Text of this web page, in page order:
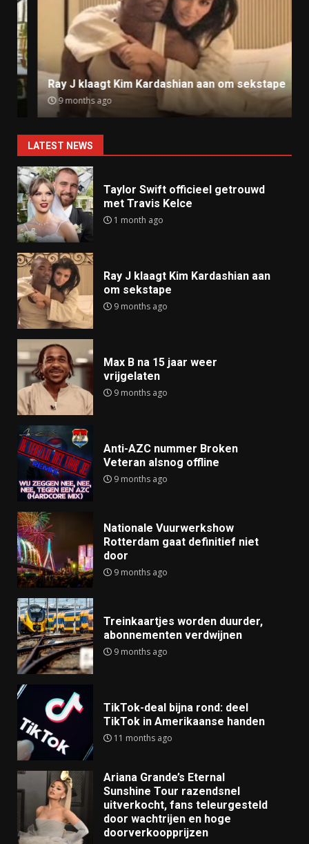
Ray J klaagt Kim Kardashian aan om sekstape
9 months ago
LATEST NEWS
Taylor Swift officieel getrouwd
met Travis Kelce
1 month ago
Ray J klaagt Kim Kardashian aan
om sekstape
9 months ago
Max B na 15 jaar weer
vrijgelaten
9 months ago
Anti-AZC nummer Broken
Veteran alsnog offline
9 months ago
Nationale Vuurwerkshow
Rotterdam gaat definitief niet
door
9 months ago
Treinkaartjes worden duurder,
abonnementen verdwijnen
9 months ago
TikTok-deal bijna rond: deel
TikTok in Amerikaanse handen
11 months ago
Ariana Grande’s Eternal
Sunshine Tour razendsnel
uitverkocht, fans teleurgesteld
door wachtrijen en hoge
doorverkoopprijzen